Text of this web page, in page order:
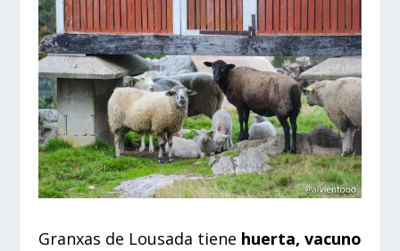
Granxas de Lousada tiene huerta, vacuno